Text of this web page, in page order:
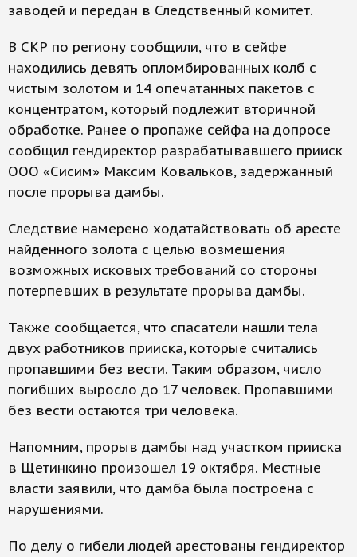
заводей и передан в Следственный комитет.
В СКР по региону сообщили, что в сейфе
находились девять опломбированных колб с
чистым золотом и 14 опечатанных пакетов с
концентратом, который подлежит вторичной
обработке. Ранее о пропаже сейфа на допросе
сообщил гендиректор разрабатывавшего прииск
ООО «Сисим» Максим Ковальков, задержанный
после прорыва дамбы.
Следствие намерено ходатайствовать об аресте
найденного золота с целью возмещения
возможных исковых требований со стороны
потерпевших в результате прорыва дамбы.
Также сообщается, что спасатели нашли тела
двух работников прииска, которые считались
пропавшими без вести. Таким образом, число
погибших выросло до 17 человек. Пропавшими
без вести остаются три человека.
Напомним, прорыв дамбы над участком прииска
в Щетинкино произошел 19 октября. Местные
власти заявили, что дамба была построена с
нарушениями.
По делу о гибели людей арестованы гендиректор